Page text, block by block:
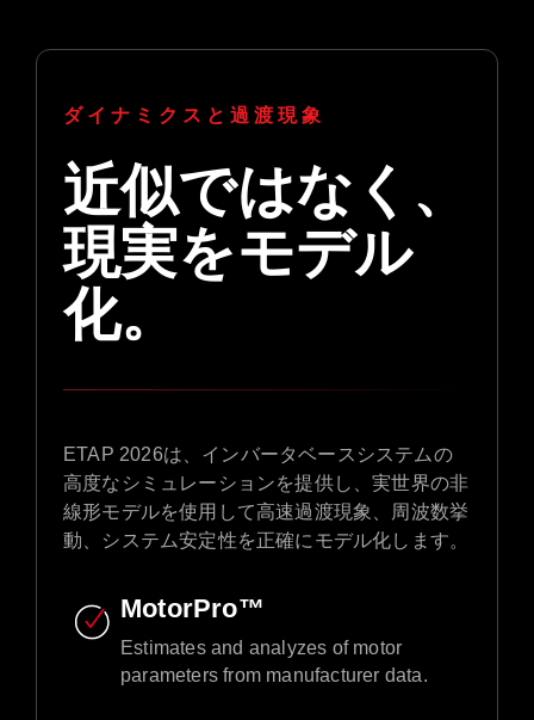
ダイナミクスと過渡現象
近似ではなく、
現実をモデル
化。
ETAP 2026は、インバータベースシステムの
高度なシミュレーションを提供し、実世界の非
線形モデルを使用して高速過渡現象、周波数挙
動、システム安定性を正確にモデル化します。
MotorPro™
Estimates and analyzes of motor
parameters from manufacturer data.​